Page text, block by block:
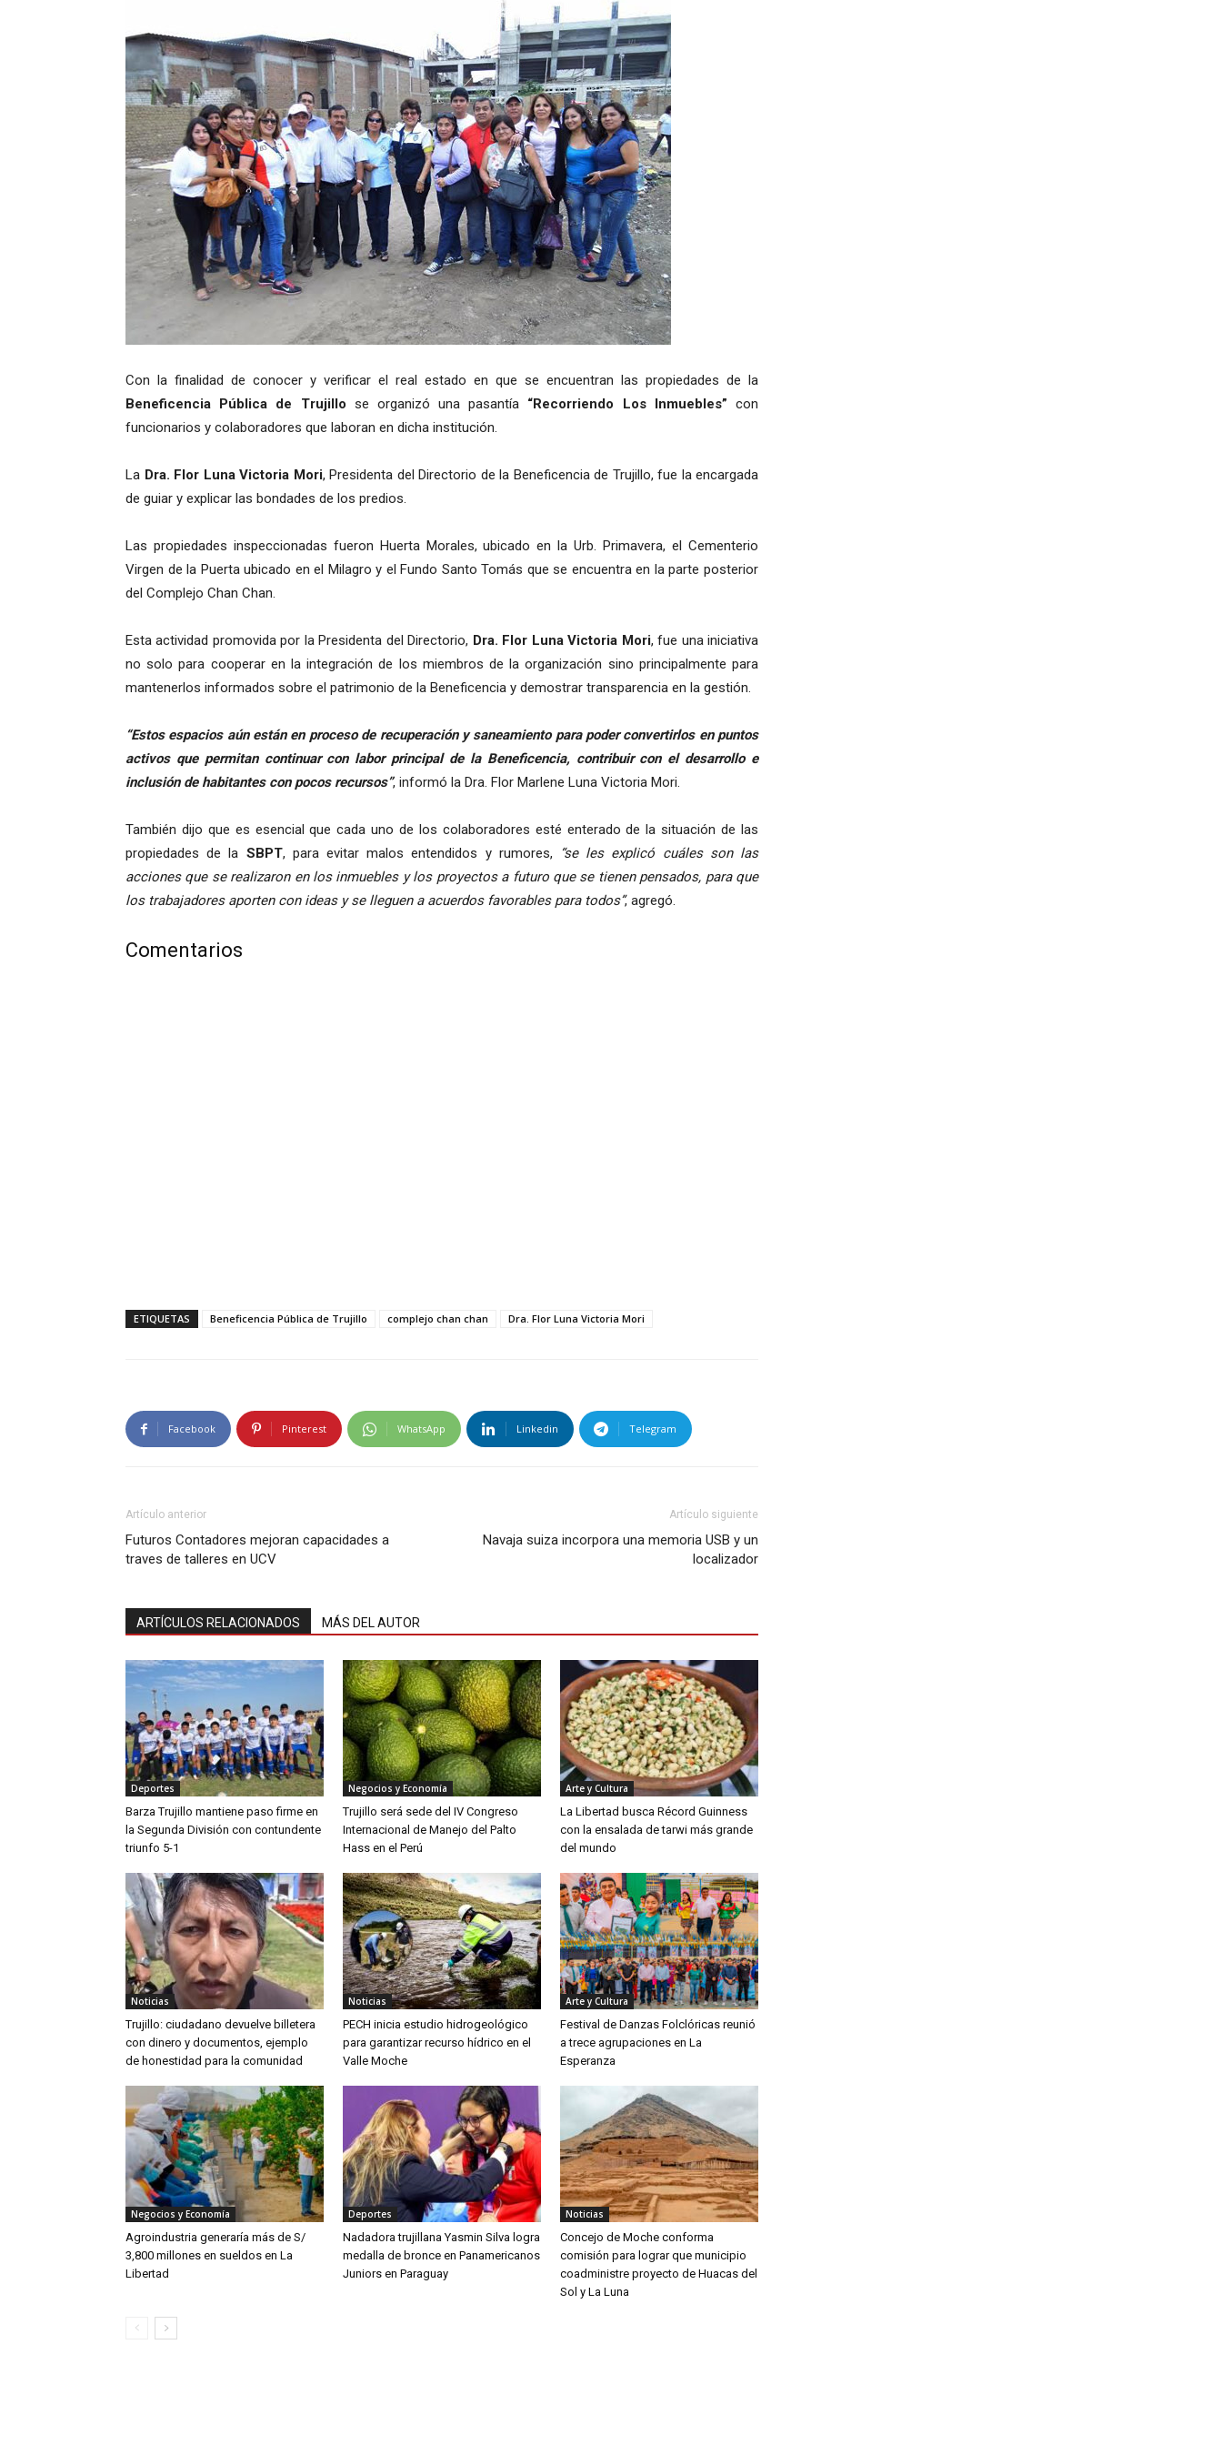
Con la finalidad de conocer y verificar el real estado en que se encuentran las propiedades de la
Beneficencia Pública de Trujillo se organizó una pasantía “Recorriendo Los Inmuebles” con
funcionarios y colaboradores que laboran en dicha institución.
La Dra. Flor Luna Victoria Mori, Presidenta del Directorio de la Beneficencia de Trujillo, fue la encargada
de guiar y explicar las bondades de los predios.
Las propiedades inspeccionadas fueron Huerta Morales, ubicado en la Urb. Primavera, el Cementerio
Virgen de la Puerta ubicado en el Milagro y el Fundo Santo Tomás que se encuentra en la parte posterior
del Complejo Chan Chan.
Esta actividad promovida por la Presidenta del Directorio, Dra. Flor Luna Victoria Mori, fue una iniciativa
no solo para cooperar en la integración de los miembros de la organización sino principalmente para
mantenerlos informados sobre el patrimonio de la Beneficencia y demostrar transparencia en la gestión.
“Estos espacios aún están en proceso de recuperación y saneamiento para poder convertirlos en puntos
activos que permitan continuar con labor principal de la Beneficencia, contribuir con el desarrollo e
inclusión de habitantes con pocos recursos”, informó la Dra. Flor Marlene Luna Victoria Mori.
También dijo que es esencial que cada uno de los colaboradores esté enterado de la situación de las
propiedades de la SBPT, para evitar malos entendidos y rumores,
“se les explicó cuáles son las
acciones que se realizaron en los inmuebles y los proyectos a futuro que se tienen pensados, para que
los trabajadores aporten con ideas y se lleguen a acuerdos favorables para todos”, agregó.
Comentarios
ETIQUETAS Beneficencia Pública de Trujillo complejo chan chan Dra. Flor Luna Victoria Mori
Facebook Pinterest WhatsApp Linkedin Telegram
Artículo anterior
Futuros Contadores mejoran capacidades a
traves de talleres en UCV
Artículo siguiente
Navaja suiza incorpora una memoria USB y un
localizador
ARTÍCULOS RELACIONADOS MÁS DEL AUTOR
Deportes
Barza Trujillo mantiene paso firme en
la Segunda División con contundente
triunfo 5-1
Negocios y Economía
Trujillo será sede del IV Congreso
Internacional de Manejo del Palto
Hass en el Perú
Arte y Cultura
La Libertad busca Récord Guinness
con la ensalada de tarwi más grande
del mundo
Noticias
Trujillo: ciudadano devuelve billetera
con dinero y documentos, ejemplo
de honestidad para la comunidad
Noticias
PECH inicia estudio hidrogeológico
para garantizar recurso hídrico en el
Valle Moche
Arte y Cultura
Festival de Danzas Folclóricas reunió
a trece agrupaciones en La
Esperanza
Negocios y Economía
Agroindustria generaría más de S/
3,800 millones en sueldos en La
Libertad
Deportes
Nadadora trujillana Yasmin Silva logra
medalla de bronce en Panamericanos
Juniors en Paraguay
Noticias
Concejo de Moche conforma
comisión para lograr que municipio
coadministre proyecto de Huacas del
Sol y La Luna